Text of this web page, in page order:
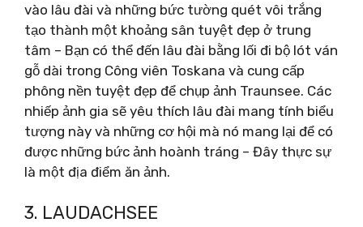
vào lâu đài và những bức tường quét vôi trắng
tạo thành một khoảng sân tuyệt đẹp ở trung
tâm – Bạn có thể đến lâu đài bằng lối đi bộ lót ván
gỗ dài trong Công viên Toskana và cung cấp
phông nền tuyệt đẹp để chụp ảnh Traunsee. Các
nhiếp ảnh gia sẽ yêu thích lâu đài mang tính biểu
tượng này và những cơ hội mà nó mang lại để có
được những bức ảnh hoành tráng – Đây thực sự
là một địa điểm ăn ảnh.
3. LAUDACHSEE